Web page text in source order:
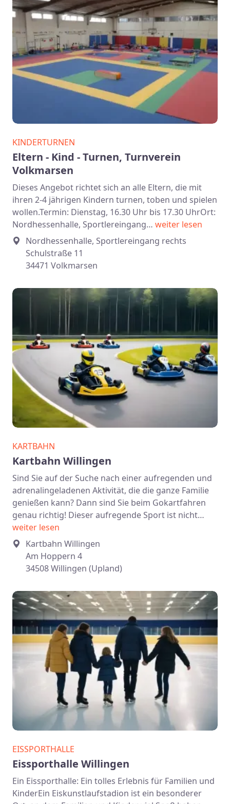
KINDERTURNEN
Eltern - Kind - Turnen, Turnverein
Volkmarsen
Dieses Angebot richtet sich an alle Eltern, die mit
ihren 2-4 jährigen Kindern turnen, toben und spielen
wollen.Termin: Dienstag, 16.30 Uhr bis 17.30 UhrOrt:
Nordhessenhalle, Sportlereingang… weiter lesen
Nordhessenhalle, Sportlereingang rechts
Schulstraße 11
34471 Volkmarsen
KARTBAHN
Kartbahn Willingen
Sind Sie auf der Suche nach einer aufregenden und
adrenalingeladenen Aktivität, die die ganze Familie
genießen kann? Dann sind Sie beim Gokartfahren
genau richtig! Dieser aufregende Sport ist nicht…
weiter lesen
Kartbahn Willingen
Am Hoppern 4
34508 Willingen (Upland)
EISSPORTHALLE
Eissporthalle Willingen
Ein Eissporthalle: Ein tolles Erlebnis für Familien und
KinderEin Eiskunstlaufstadion ist ein besonderer